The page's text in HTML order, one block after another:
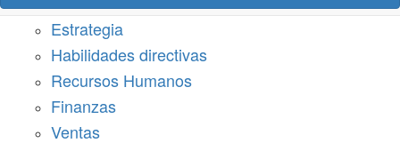
Estrategia
Habilidades directivas
Recursos Humanos
Finanzas
Ventas